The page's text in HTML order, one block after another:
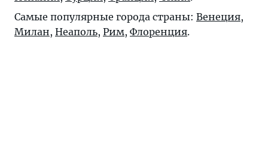
Самые популярные города страны: Венеция,
Милан, Неаполь, Рим, Флоренция.